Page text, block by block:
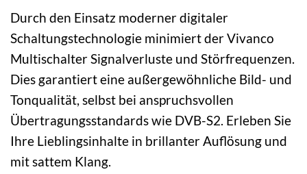
Durch den Einsatz moderner digitaler
Schaltungstechnologie minimiert der Vivanco
Multischalter Signalverluste und Störfrequenzen.
Dies garantiert eine außergewöhnliche Bild- und
Tonqualität, selbst bei anspruchsvollen
Übertragungsstandards wie DVB-S2. Erleben Sie
Ihre Lieblingsinhalte in brillanter Auflösung und
mit sattem Klang.